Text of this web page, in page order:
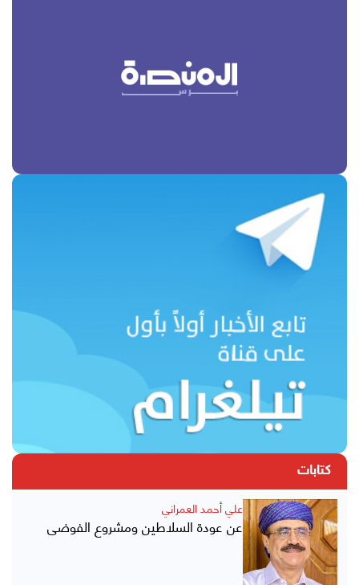
كتابات
علي أحمد العمراني
عن عودة السلاطين ومشروع الفوضى